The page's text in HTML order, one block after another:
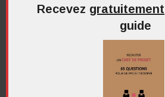
sûrement déjà posé la question:
Recevez gratuitement
guide